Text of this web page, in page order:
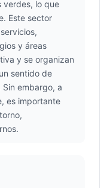
verdes, lo que
Este sector
y áreas
y se organizan
sentido de
embargo, a
es importante